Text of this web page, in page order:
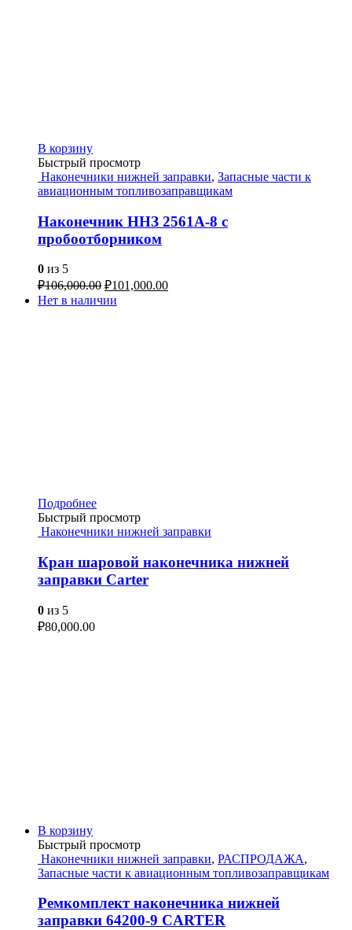
В корзину
Быстрый просмотр
Наконечники нижней заправки, Запасные части к
авиационным топливозаправщикам
Наконечник ННЗ 2561А-8 с
пробоотборником
0 из 5
₽106,000.00 ₽101,000.00
Нет в наличии
Подробнее
Быстрый просмотр
Наконечники нижней заправки
Кран шаровой наконечника нижней
заправки Carter
0 из 5
₽80,000.00
В корзину
Быстрый просмотр
Наконечники нижней заправки, РАСПРОДАЖА,
Запасные части к авиационным топливозаправщикам
Ремкомплект наконечника нижней
заправки 64200-9 CARTER